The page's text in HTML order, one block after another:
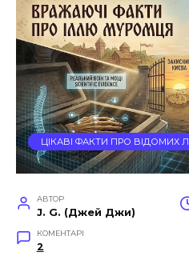
ЦІКАВІ ФАКТИ ПРО ВІДОМИХ
АВТОР
J. G. (Джей Джи)
КОМЕНТАРІ
2